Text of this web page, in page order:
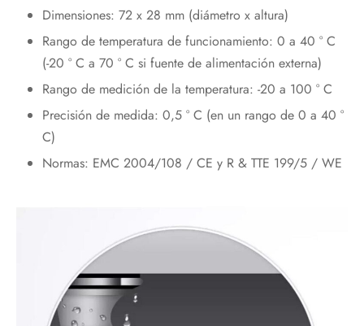
Dimensiones: 72 x 28 mm (diámetro x altura)
Rango de temperatura de funcionamiento: 0 a 40 ° C
(-20 ° C a 70 ° C si fuente de alimentación externa)
Rango de medición de la temperatura: -20 a 100 ° C
Precisión de medida: 0,5 ° C (en un rango de 0 a 40 °
C)
Normas: EMC 2004/108 / CE y R & TTE 199/5 / WE